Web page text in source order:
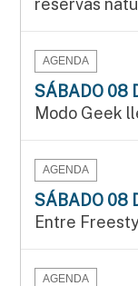
reservas
AGENDA
SÁBADO 08
Modo Geek
AGENDA
SÁBADO 08
Entre
AGENDA